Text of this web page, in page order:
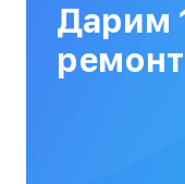
МФУ
Дарим